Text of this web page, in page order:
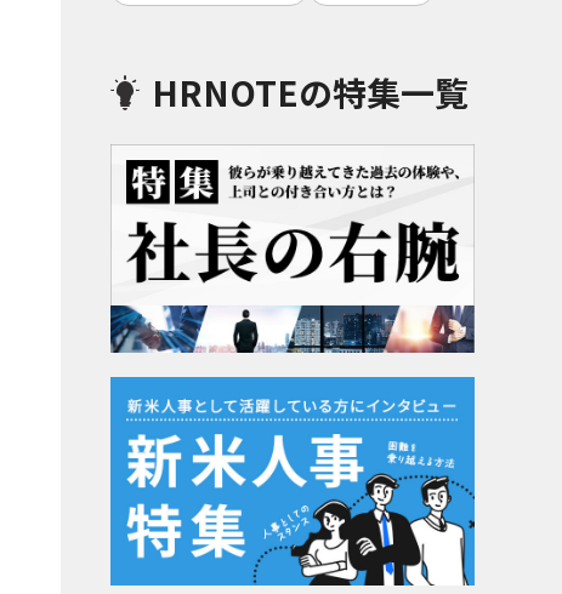
HRNOTEの特集一覧